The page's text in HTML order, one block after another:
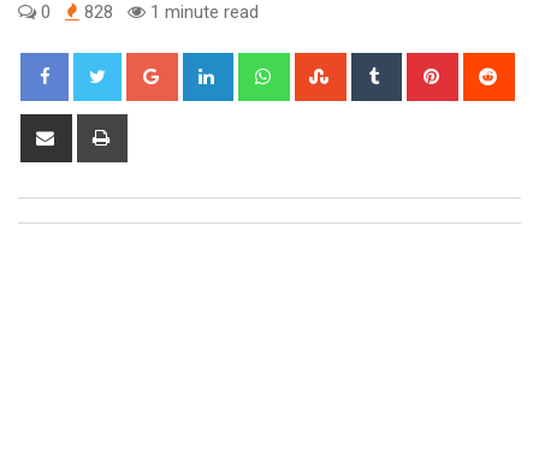
0 828 1 minute read
Google+ LinkedIn WhatsappStumbleUpon
Tumblr Pinterest
Share